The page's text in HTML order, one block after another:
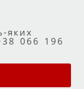
яких
066 196